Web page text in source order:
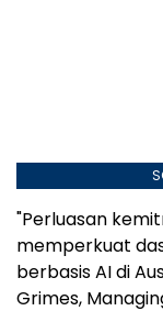
"Perluasan
memperkuat
berbasis AI di
Grimes,